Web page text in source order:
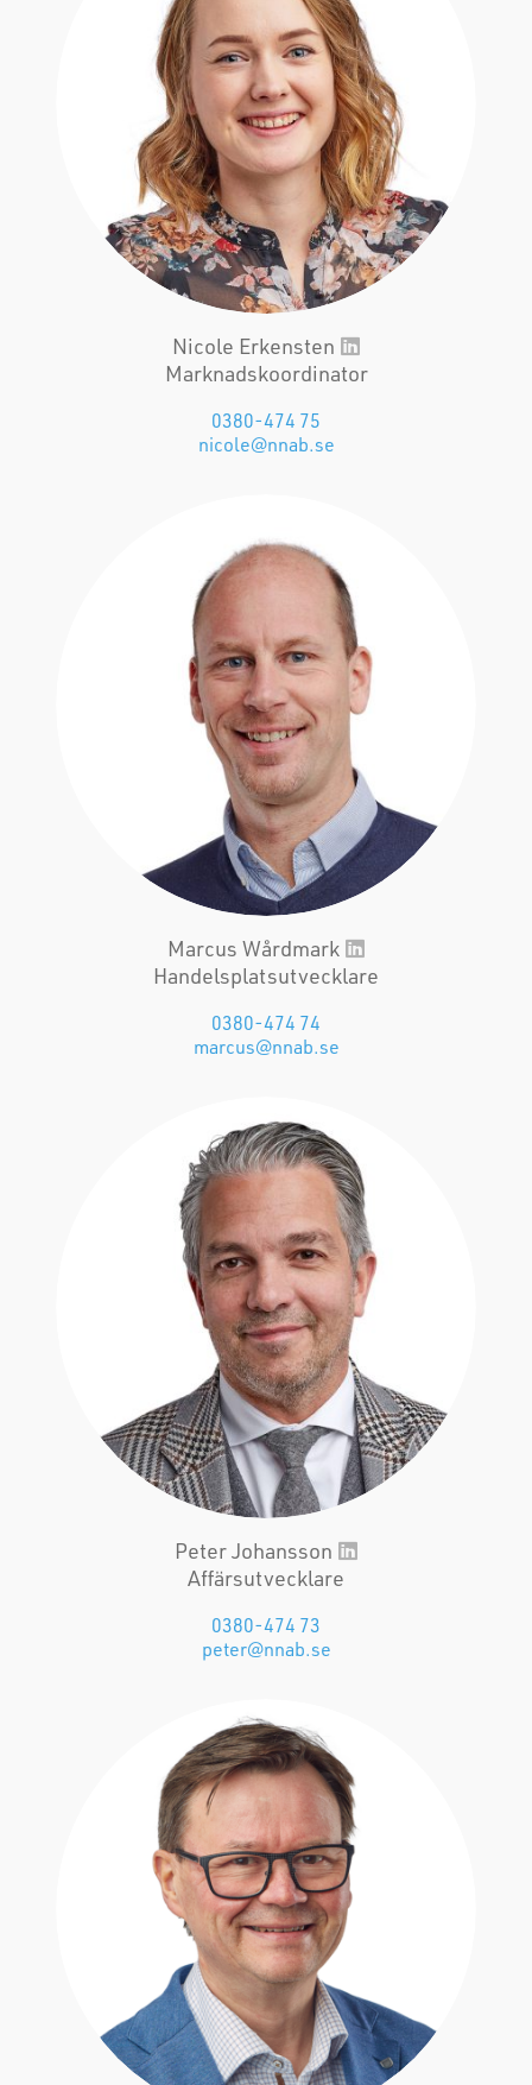
Nicole Erkensten
Marknadskoordinator
0380-474 75
nicole@nnab.se
Marcus Wårdmark
Handelsplatsutvecklare
0380-474 74
marcus@nnab.se
Peter Johansson
Affärsutvecklare
0380-474 73
peter@nnab.se